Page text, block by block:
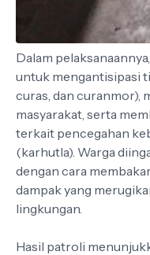
Dalam
untuk mengantisipasi
curas, dan curanmor),
masyarakat, serta
terkait pencegahan
(karhutla). Warga
dengan cara
dampak yang
lingkungan.
Hasil patroli